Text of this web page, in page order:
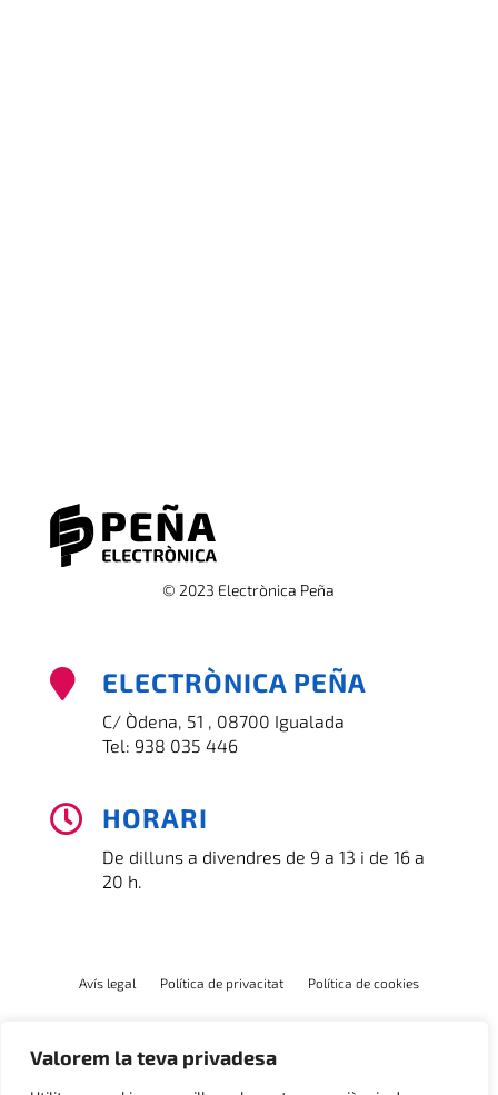
Valorem la teva privadesa
© 2023 Electrònica Peña
 ELECTRÒNICA PEÑA
C/ Òdena, 51 , 08700 Igualada
Tel: 938 035 446
 HORARI
De dilluns a divendres de 9 a 13 i de 16 a
20 h.
Avís legal Política de privacitat Política de cookies